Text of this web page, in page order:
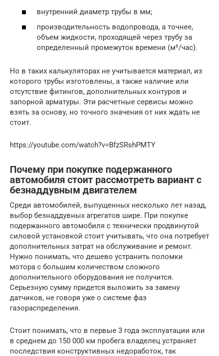
внутренний диаметр трубы в мм;
производительность водопровода, а точнее,
объем жидкости, проходящей через трубу за
определенный промежуток времени (м³/час).
Но в таких калькуляторах не учитывается материал, из
которого трубы изготовлены, а также наличие или
отсутствие фитингов, дополнительных контуров и
запорной арматуры. Эти расчетные сервисы можно
взять за основу, но точного значения от них ждать не
стоит.
https://youtube.com/watch?v=BfzSRshPMTY
Почему при покупке подержанного
автомобиля стоит рассмотреть вариант с
безнаддувным двигателем
Среди автомобилей, выпущенных несколько лет назад,
выбор безнаддувных агрегатов шире. При покупке
подержанного автомобиля с технически продвинутой
силовой установкой стоит учитывать, что она потребует
дополнительных затрат на обслуживание и ремонт.
Нужно понимать, что дешево устранить поломки
мотора с большим количеством сложного
дополнительного оборудования не получится.
Серьезную сумму придется выложить за замену
датчиков, не говоря уже о системе фаз
газораспределения.
Стоит понимать, что в первые 3 года эксплуатации или
в среднем до 150 000 км пробега владелец устраняет
последствия конструктивных недоработок, так